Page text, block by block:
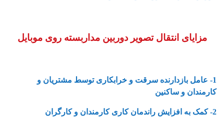
مزایای انتقال تصویر دوربین مداربسته روی موبایل
1- عامل بازدارنده سرقت و خرابکاری توسط مشتریان و
کارمندان و ساکنین
2- کمک به افزایش راندمان کاری کارمندان و کارگران